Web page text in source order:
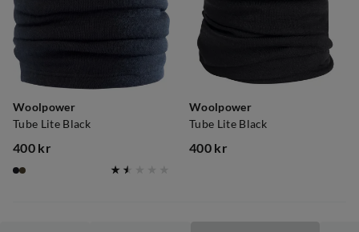
Woolpower
Tube Lite Black
price
400 kr
Woolpower
Tube Lite Black
400 kr